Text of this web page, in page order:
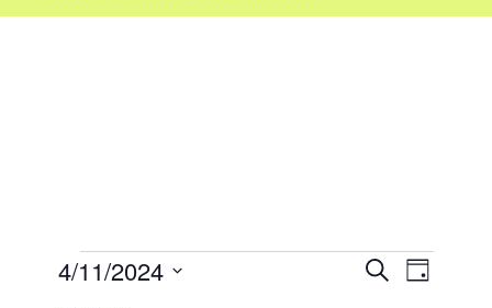
Évènements
Recherche
Recherche
Jour
4/11/2024